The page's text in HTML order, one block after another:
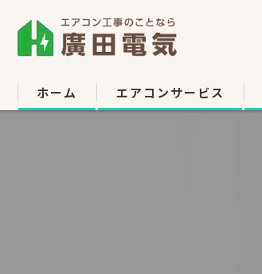
ホーム エアコンサービス